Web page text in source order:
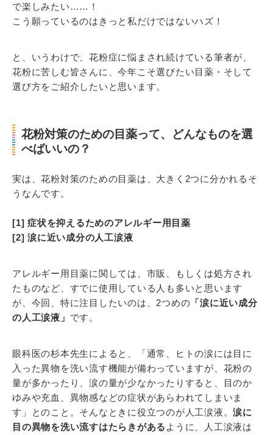
で楽しみたい……！
こう願っているのはきっと私だけではないハズ！
と、いうわけで、花粉症に悩まされ続けている筆者が、
花粉に苦しむ皆さんに、今年こそ選びたい目薬・そして
選び方をご紹介したいと思います。
花粉対策のための目薬って、どんなものを選
べばいいの？
実は、花粉対策のための目薬は、大きく2つに分かれるそ
うなんです。
[1] 症状を抑えるためのアレルギー用目薬
[2] 涙に近い成分の人工涙液
アレルギー用目薬に関しては、市販、もしくは処方され
たものなど、すでに使用している人も多いと思います
が、今回、特に注目したいのは、2つめの 「涙に近い成分
の人工涙液」 です。
眼科医の杉本先生によると、「通常、ヒトの涙には目に
入った異物を洗い流す機能が備わっていますが、花粉の
量が多かったり、涙の量が少なかったりすると、目のか
ゆみや充血、異物感などの症状があらわれてしまいま
す」とのこと。そんなときに役立つのが人工涙液。涙に
目の異物を洗い流すはたらきがある ように、人工涙液は